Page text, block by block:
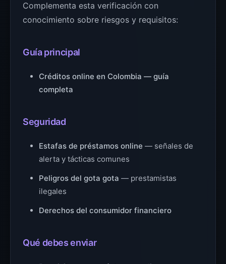
Complementa esta verificación con
conocimiento sobre riesgos y requisitos:
Guía principal
Créditos online en Colombia — guía
completa
Seguridad
Estafas de préstamos online — señales de
alerta y tácticas comunes
Peligros del gota gota — prestamistas
ilegales
Derechos del consumidor financiero
Qué debes enviar